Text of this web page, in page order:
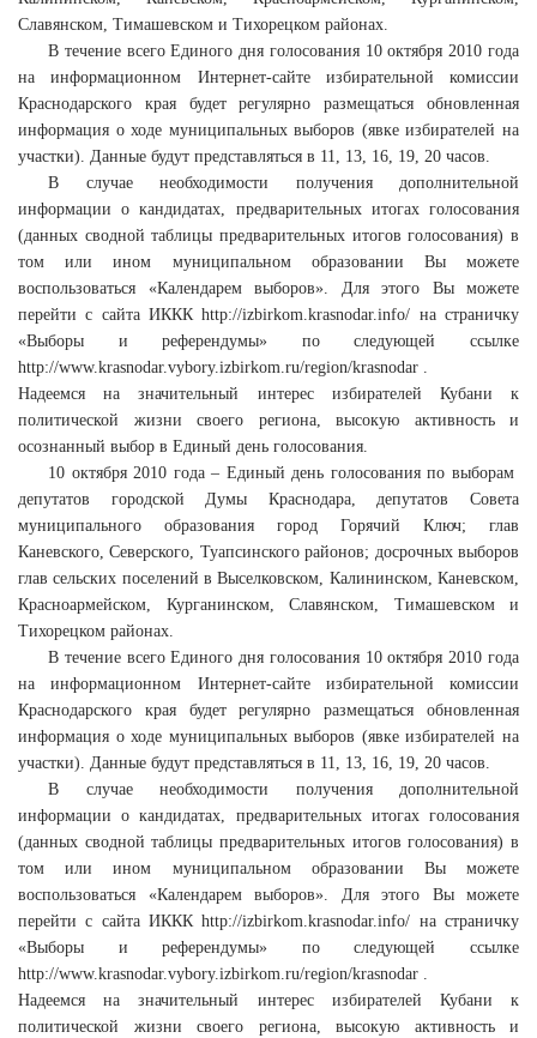
Славянском, Тимашевском и Тихорецком районах.
В течение всего Единого дня голосования 10 октября 2010 года
на информационном Интернет-сайте избирательной комиссии
Краснодарского края будет регулярно размещаться обновленная
информация о ходе муниципальных выборов (явке избирателей на
участки). Данные будут представляться в 11, 13, 16, 19, 20 часов.
В случае необходимости получения дополнительной
информации о кандидатах, предварительных итогах голосования
(данных сводной таблицы предварительных итогов голосования) в
том или ином муниципальном образовании Вы можете
воспользоваться «Календарем выборов». Для этого Вы можете
перейти с сайта ИККК http://izbirkom.krasnodar.info/ на страничку
«Выборы и референдумы» по следующей ссылке
http://www.krasnodar.vybory.izbirkom.ru/region/krasnodar .
Надеемся на значительный интерес избирателей Кубани к
политической жизни своего региона, высокую активность и
осознанный выбор в Единый день голосования.
10 октября 2010 года – Единый день голосования по выборам
депутатов городской Думы Краснодара, депутатов Совета
муниципального образования город Горячий Ключ; глав
Каневского, Северского, Туапсинского районов; досрочных выборов
глав сельских поселений в Выселковском, Калининском, Каневском,
Красноармейском, Курганинском, Славянском, Тимашевском и
Тихорецком районах.
В течение всего Единого дня голосования 10 октября 2010 года
на информационном Интернет-сайте избирательной комиссии
Краснодарского края будет регулярно размещаться обновленная
информация о ходе муниципальных выборов (явке избирателей на
участки). Данные будут представляться в 11, 13, 16, 19, 20 часов.
В случае необходимости получения дополнительной
информации о кандидатах, предварительных итогах голосования
(данных сводной таблицы предварительных итогов голосования) в
том или ином муниципальном образовании Вы можете
воспользоваться «Календарем выборов». Для этого Вы можете
перейти с сайта ИККК http://izbirkom.krasnodar.info/ на страничку
«Выборы и референдумы» по следующей ссылке
http://www.krasnodar.vybory.izbirkom.ru/region/krasnodar .
Надеемся на значительный интерес избирателей Кубани к
политической жизни своего региона, высокую активность и